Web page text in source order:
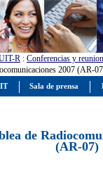
R : Conferencias y
2007 (AR-
de
(AR-07)
Sala de prensa